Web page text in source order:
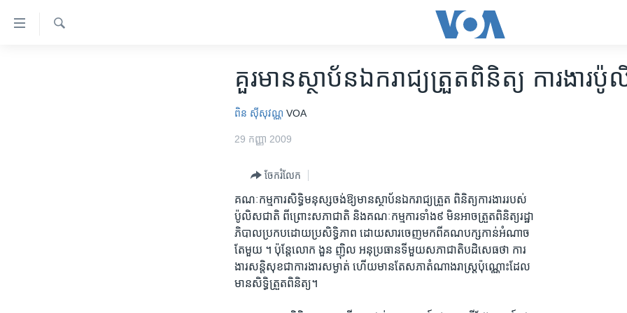
ទៅ​
គួរមានស្ថាប័នឯករាជ្យត្រួតពិនិត្យ ការងារ
ពិន ស៊ីសុវណ្ណ VOA
29 កញ្ញា 2009
ចែករំលែក
គណៈកម្មការសិទ្ធិមនុស្សចង់ឱ្យមានស្ថាប័នឯករាជ្យត្រួត ពិនិត្យការងាររបស់
ប៉ូលិសជាតិ ពីព្រោះសភាជាតិ និងគណៈកម្មការទាំង៩ មិនអាចត្រួតពិនិត្យរដ្ឋា
ភិបាលប្រកបដោយប្រសិទ្ធិភាព ដោយសារចេញមកពីគណបក្សកាន់អំណាច
តែមួយ ។ ប៉ុន្តែលោក ងួន ញ៉ិល អនុប្រធានទីមួយសភាជាតិបដិសេធថា ការ
ងារសន្តិសុខជាការងារសម្ងាត់ ហើយមានតែសភាតំណាងរាស្ត្រប៉ុណ្ណោះដែល
មានសិទ្ធិត្រួតពិនិត្យ។